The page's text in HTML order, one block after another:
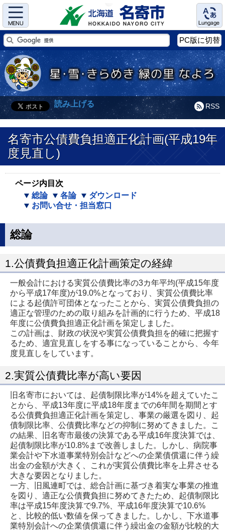
Menu Language
PC版に切替
RSS
読み上げる
名寄市公債費負担適正化計画(平成19年
度見直し)
ページ内目次
総論
各論
ダウンロード
お問い合せ・担当窓口
総論
1.公債費負担適正化計画策定の経緯
一般会計における実質公債費比率の3カ年平均(平成15年度
から平成17年度)が19.0%となっており、実質公債費比率
による起債許可団体となったことから、実質公債費負担の
適正な管理のための取り組みを計画的に行うため、平成18
年度に公債費負担適正化計画を策定しました。
この計画は、財政の状況や実質公債費負担を的確に把握す
るため、適宜見直しをする事になっていることから、今年
度見直しをしています。
2.実質公債費比率が高い要因
旧名寄市においては、起債制限比率が14%を超えていたこ
とから、平成13年度に平成18年度までの6年間を期間とす
る公債費負担適正化計画を策定し、事業の厳選を図り、起
債制限比率、公債費比率などの抑制に努めてきました。こ
の結果、旧名寄市最後の決算である平成16年度決算では、
起債制限比率が10.8%まで改善しました。しかし、病院事
業会計や下水道事業特別会計などへの企業債償還に伴う繰
出金の金額が大きく、これが実質公債費比率を上昇させる
大きな要因となりました。
一方、旧風連町では、総合計画に基づき着実な事業の推進
を図り、適正な公債費負担に努めてきたため、起債制限比
率は平成15年度決算で9.7%、平成16年度決算で10.6%
と、比較的低い数値を保ってきました。しかし、下水道事
業特別会計への企業債償還に伴う繰出金の金額が比較的大